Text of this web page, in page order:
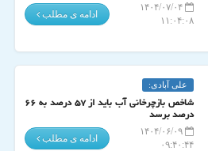
۱۴۰۴/۰۷/۰۴
۱۱:۰۴:۰۸
ادامه ی مطلب
علی آبادی:
شاخص بازچرخانی آب باید از ۵۷ درصد به ۶۶
درصد برسد
۱۴۰۴/۰۶/۰۹
۰۹:۴۰:۴۴
ادامه ی مطلب